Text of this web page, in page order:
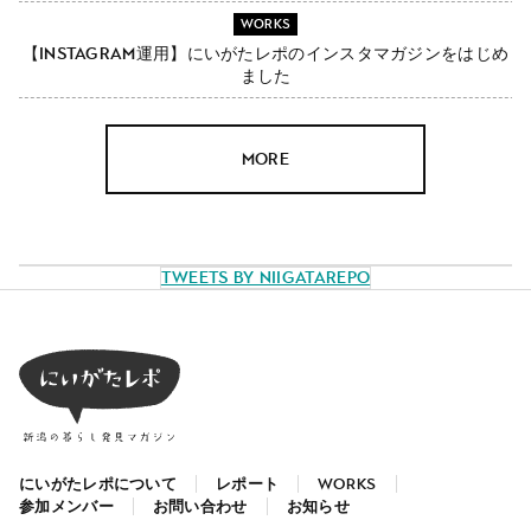
WORKS
【Instagram運用】にいがたレポのインスタマガジンをはじめ
ました
MORE
Tweets by NiigataRepo
にいがたレポについて レポート
WORKS
参加メンバー
お問い合わせ お知らせ